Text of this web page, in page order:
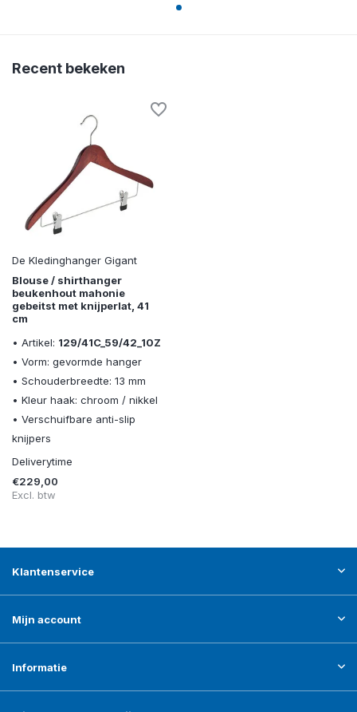
Recent bekeken
De Kledinghanger Gigant
Blouse / shirthanger
beukenhout mahonie
gebeitst met knijperlat, 41
cm
• Artikel: 129/41C_59/42_10Z
• Vorm: gevormde hanger
• Schouderbreedte: 13 mm
• Kleur haak: chroom / nikkel
• Verschuifbare anti-slip
knijpers
Deliverytime
€229,00
Excl. btw
Klantenservice
Mijn account
Informatie